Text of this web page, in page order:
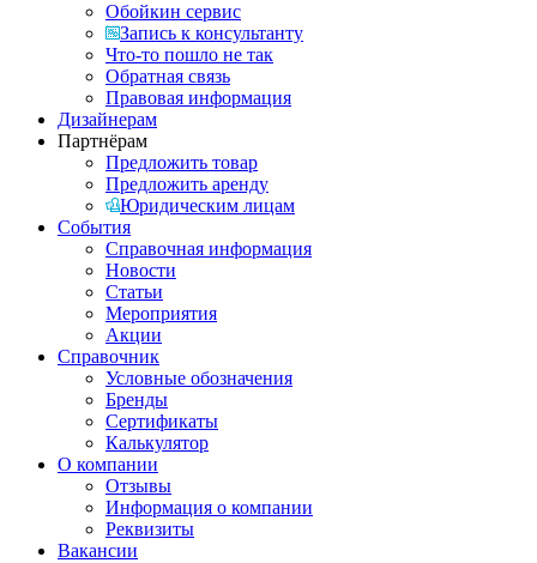
Обойкин сервис
Запись к консультанту
Что-то пошло не так
Обратная связь
Правовая информация
Дизайнерам
Партнёрам
Предложить товар
Предложить аренду
Юридическим лицам
События
Справочная информация
Новости
Статьи
Мероприятия
Акции
Справочник
Условные обозначения
Бренды
Сертификаты
Калькулятор
О компании
Отзывы
Информация о компании
Реквизиты
Вакансии